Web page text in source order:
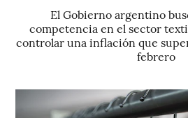
El Gobierno argentino
competencia en el sector
controlar una inflación que
febrero